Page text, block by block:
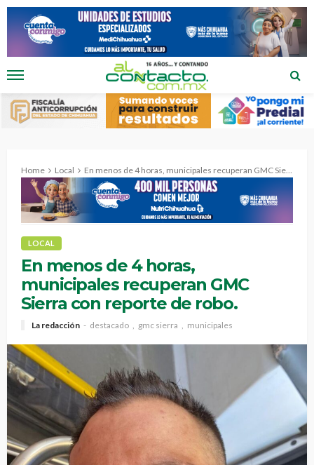
Home Local En menos de 4 horas, municipales recuperan GMC Sierra con reporte de robo.
LOCAL
En menos de 4 horas,
municipales recuperan GMC
Sierra con reporte de robo.
La redacción destacado gmc sierra municipales